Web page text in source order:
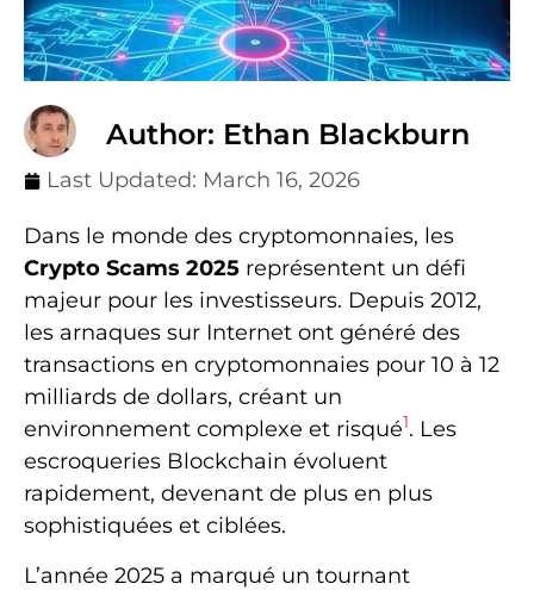
Author: Ethan Blackburn
Last Updated: March 16, 2026
Dans le monde des cryptomonnaies, les
Crypto Scams 2025 représentent un défi
majeur pour les investisseurs. Depuis 2012,
les arnaques sur Internet ont généré des
transactions en cryptomonnaies pour 10 à 12
milliards de dollars, créant un
environnement complexe et risqué1. Les
escroqueries Blockchain évoluent
rapidement, devenant de plus en plus
sophistiquées et ciblées.
L’année 2025 a marqué un tournant